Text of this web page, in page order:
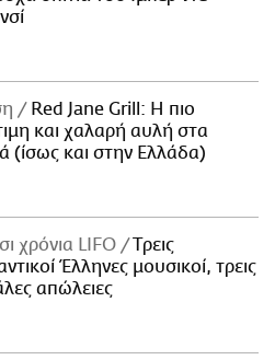
Red Jane Grill: Η πιο
και χαλαρή αυλή στα
(ίσως και στην Ελλάδα)
χρόνια LIFO
Tρεις
Έλληνες μουσικοί, τρεις
απώλειες